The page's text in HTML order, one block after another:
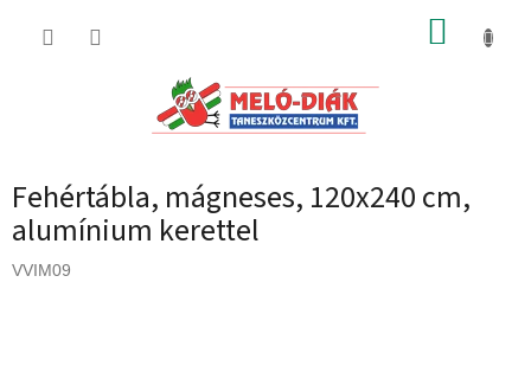
KOSÁR
Fehértábla, mágneses, 120x240 cm,
alumínium kerettel
VVIM09